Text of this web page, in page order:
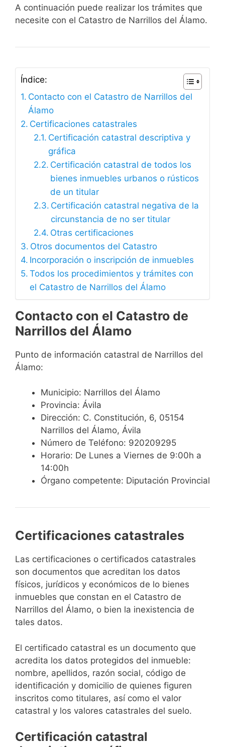
A continuación puede realizar los trámites que
necesite con el Catastro de Narrillos del Álamo.
Índice:
Contacto con el Catastro de Narrillos del
Álamo
Certificaciones catastrales
Certificación catastral descriptiva y
gráfica
Certificación catastral de todos los
bienes inmuebles urbanos o rústicos
de un titular
Certificación catastral negativa de la
circunstancia de no ser titular
Otras certificaciones
Otros documentos del Catastro
Incorporación o inscripción de inmuebles
Todos los procedimientos y trámites con
el Catastro de Narrillos del Álamo
Contacto con el Catastro de
Narrillos del Álamo
Punto de información catastral de Narrillos del
Álamo:
Municipio: Narrillos del Álamo
Provincia: Ávila
Dirección: C. Constitución, 6, 05154
Narrillos del Álamo, Ávila
Número de Teléfono: 920209295
Horario: De Lunes a Viernes de 9:00h a
14:00h
Órgano competente: Diputación Provincial
Certificaciones catastrales
Las certificaciones o certificados catastrales
son documentos que acreditan los datos
físicos, jurídicos y económicos de lo bienes
inmuebles que constan en el Catastro de
Narrillos del Álamo, o bien la inexistencia de
tales datos.
El certificado catastral es un documento que
acredita los datos protegidos del inmueble:
nombre, apellidos, razón social, código de
identificación y domicilio de quienes figuren
inscritos como titulares, así como el valor
catastral y los valores catastrales del suelo.
Certificación catastral